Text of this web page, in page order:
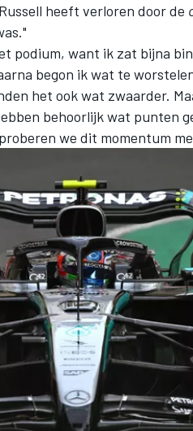
heeft verloren door de
podium, want ik zat bijna
begon ik wat te
het ook wat zwaarder.
behoorlijk wat punten
we dit momentum